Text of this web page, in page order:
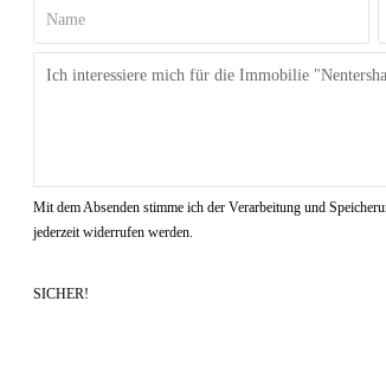
Mit dem Absenden stimme ich der Verarbeitung und
jederzeit widerrufen werden.
SICHER!